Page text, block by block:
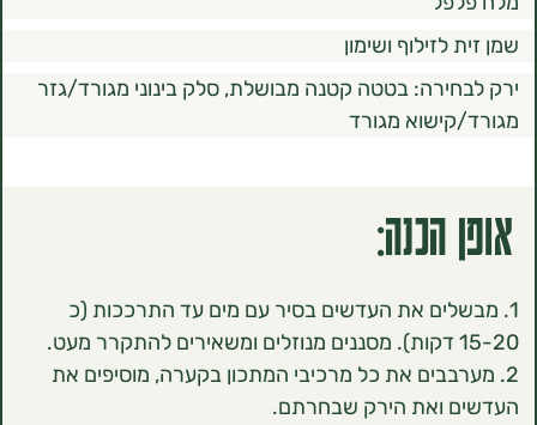
ושימון
בטטה קטנה מבושלת, סלק בינוני מגורד/גזר
מגורד
את העדשים בסיר עם מים עד התרככות (כ
את כל מרכיבי המתכון בקערה, מוסיפים את
ואת הירק שבחרתם.